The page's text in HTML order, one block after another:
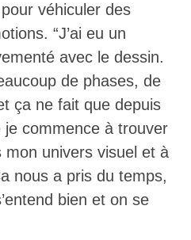
véhiculer des
“J’ai eu un
avec le dessin.
de phases, de
ça ne fait que depuis
commence à trouver
univers visuel et à
nous a pris du temps,
bien et on se